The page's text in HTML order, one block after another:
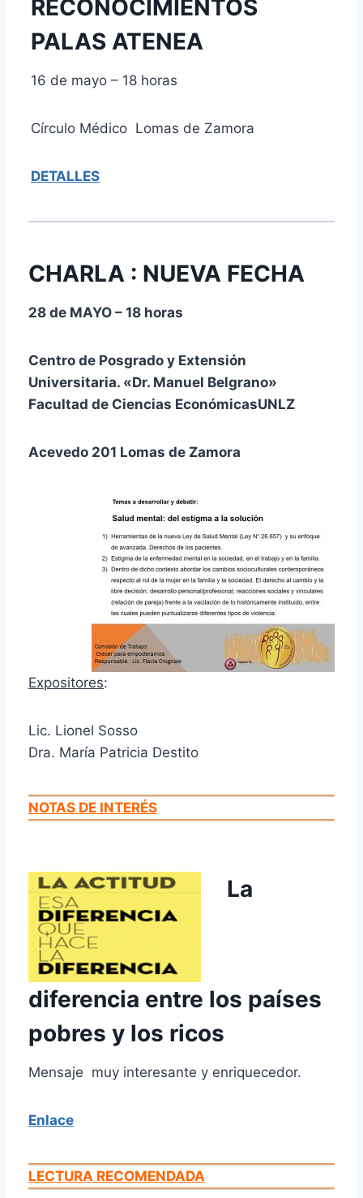
RECONOCIMIENTOS
PALAS ATENEA
16 de mayo – 18 horas
Círculo Médico Lomas de Zamora
DETALLES
CHARLA : NUEVA FECHA
28 de MAYO – 18 horas
Centro de Posgrado y Extensión
Universitaria. «Dr. Manuel Belgrano»
Facultad de Ciencias EconómicasUNLZ
Acevedo 201 Lomas de Zamora
Expositores:
Lic. Lionel Sosso
Dra. María Patricia Destito
NOTAS DE INTERÉS
La
diferencia entre los países
pobres y los ricos
Mensaje muy interesante y enriquecedor.
Enlace
LECTURA RECOMENDADA